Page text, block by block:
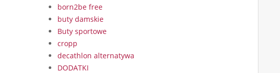
born2be free
buty damskie
Buty sportowe
cropp
decathlon alternatywa
DODATKI